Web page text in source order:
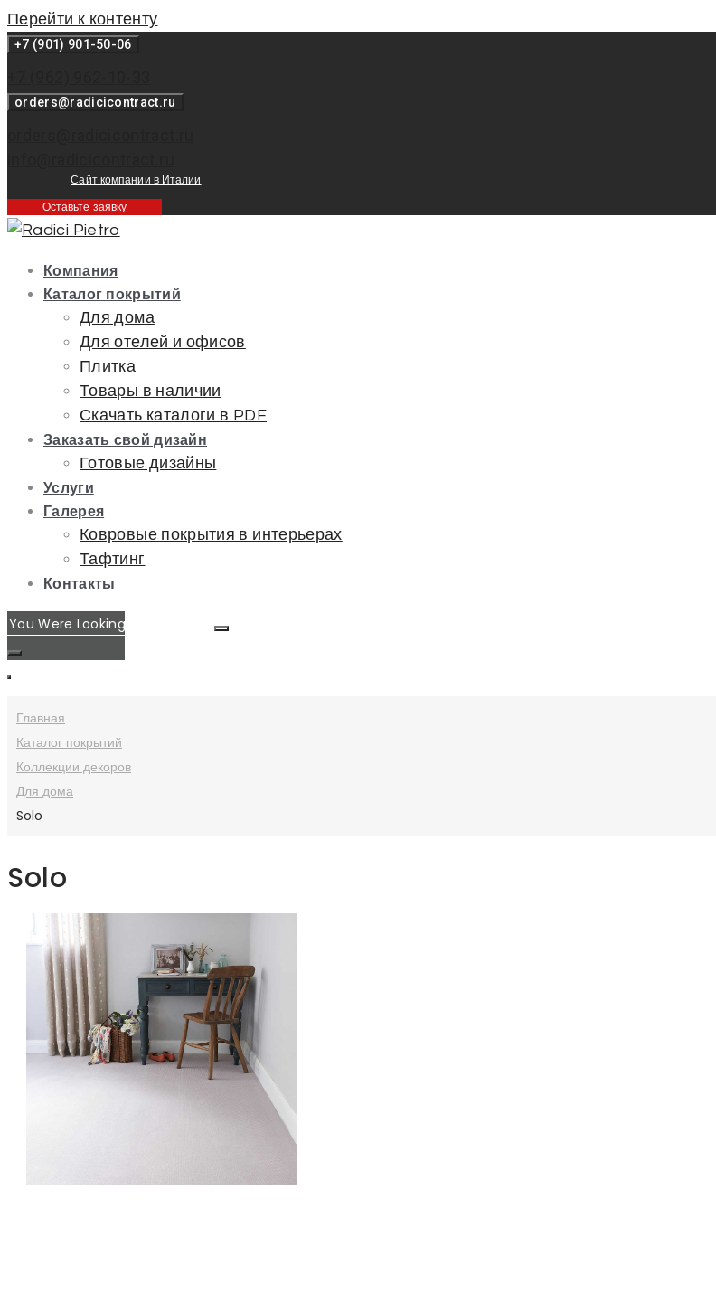
Перейти к контенту
+7 (901) 901-50-06
orders@radicicontract.ru
Сайт компании в Италии
Оставьте заявку
Компания
Каталог покрытий
Для дома
Для отелей и офисов
Плитка
Товары в наличии
Скачать каталоги в PDF
Заказать свой дизайн
Готовые дизайны
Услуги
Галерея
Ковровые покрытия в интерьерах
Тафтинг
Контакты
Главная
Каталог покрытий
Коллекции декоров
Для дома
Solo
Solo